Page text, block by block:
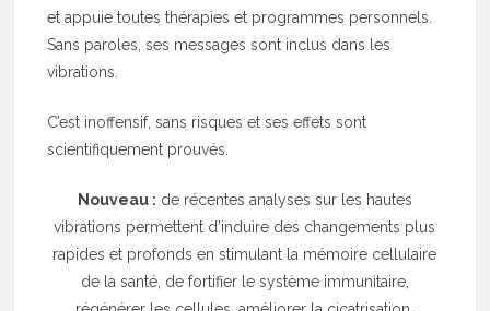
et appuie toutes thérapies et programmes personnels.
Sans paroles, ses messages sont inclus dans les
vibrations.
C’est inoffensif, sans risques et ses effets sont
scientifiquement prouvés.
Nouveau : de récentes analyses sur les hautes
vibrations permettent d’induire des changements plus
rapides et profonds en stimulant la mémoire cellulaire
de la santé, de fortifier le système immunitaire,